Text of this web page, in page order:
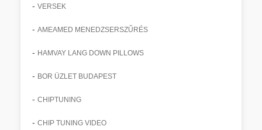
- VERSEK
- AMEAMED MENEDZSERSZŰRÉS
- HAMVAY LANG DOWN PILLOWS
- BOR ÜZLET BUDAPEST
- CHIPTUNING
- CHIP TUNING VIDEO